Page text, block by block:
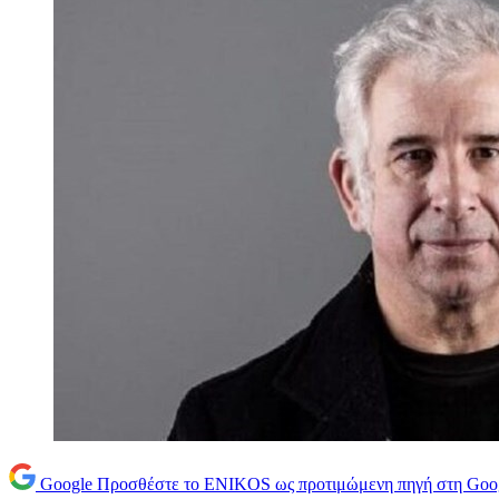
Google Προσθέστε το ENIKOS ως προτιμώμενη πηγή στη